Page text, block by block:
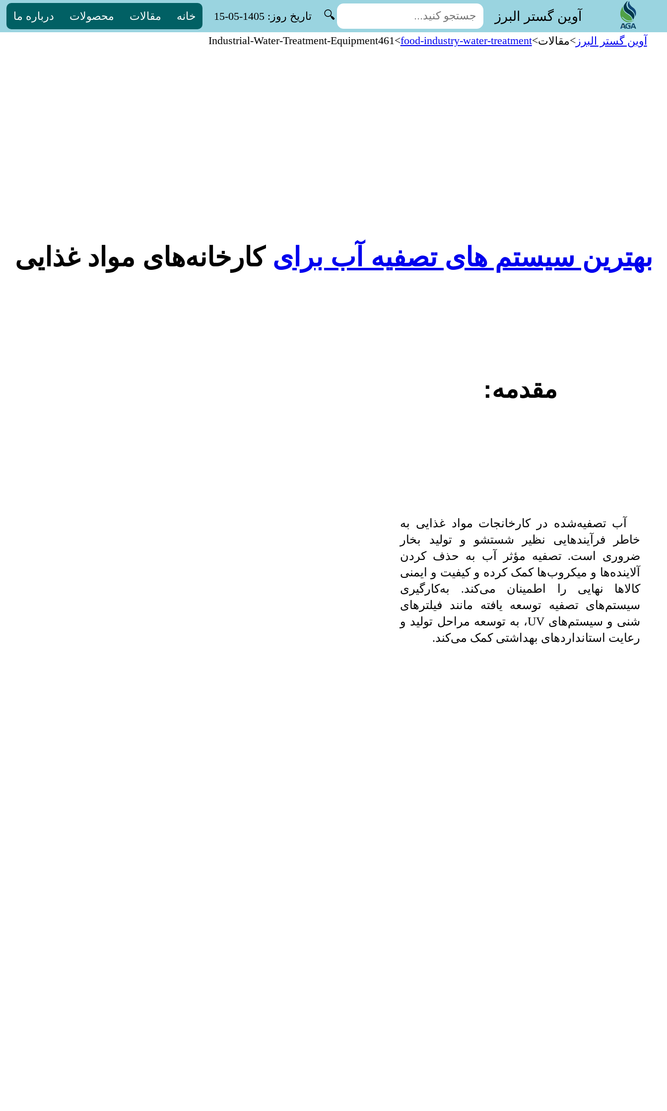
آوین گستر البرز 🔍 تاریخ روز: 1405-05-15 خانه مقالات محصولات درباره ما
بهترین سیستم های تصفیه آب برای کارخانه‌های مواد غذایی
آوین گستر البرز>مقالات>
food-industry-water-treatment
>
Industrial-Water-Treatment-Equipment461
مقدمه:
آب تصفیه‌شده در کارخانجات مواد غذایی به
خاطر فرآیندهایی نظیر شستشو و تولید بخار
ضروری است. تصفیه مؤثر آب به حذف کردن
آلاینده‌ها و میکروب‌ها کمک کرده و کیفیت و ایمنی
کالاها نهایی را اطمینان می‌کند. به‌کارگیری
سیستم‌های تصفیه توسعه یافته مانند فیلترهای
شنی و سیستم‌های UV، به توسعه مراحل تولید و
رعایت استانداردهای بهداشتی کمک می‌کند.